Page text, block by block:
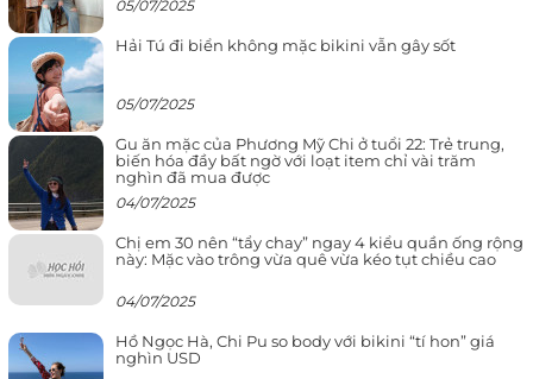
05/07/2025
Hải Tú đi biển không mặc bikini vẫn gây sốt
05/07/2025
Gu ăn mặc của Phương Mỹ Chi ở tuổi 22: Trẻ trung,
biến hóa đầy bất ngờ với loạt item chỉ vài trăm
nghìn đã mua được
04/07/2025
Chị em 30 nên “tẩy chay” ngay 4 kiểu quần ống rộng
này: Mặc vào trông vừa quê vừa kéo tụt chiều cao
04/07/2025
Hồ Ngọc Hà, Chi Pu so body với bikini “tí hon” giá
nghìn USD